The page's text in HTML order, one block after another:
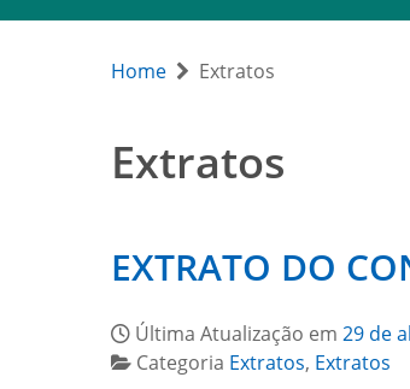
Home Extratos
Extratos
EXTRATO DO
Última Atualização em 29 de
Categoria Extratos, Extratos